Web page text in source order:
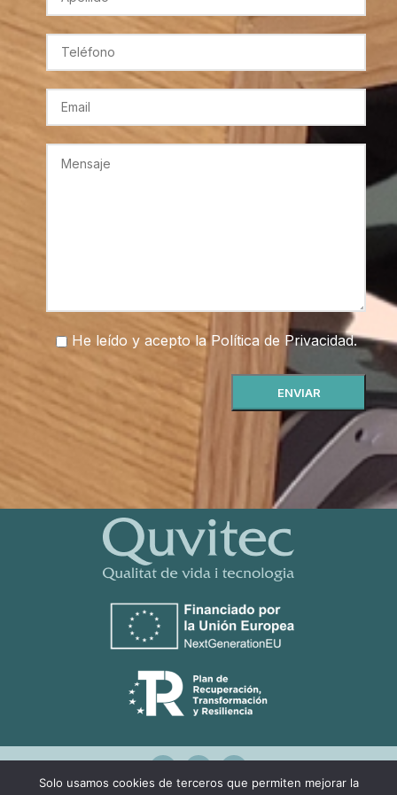
He leído y acepto laPolítica de Privacidad.
Solo usamos cookies de terceros que permiten mejorar la